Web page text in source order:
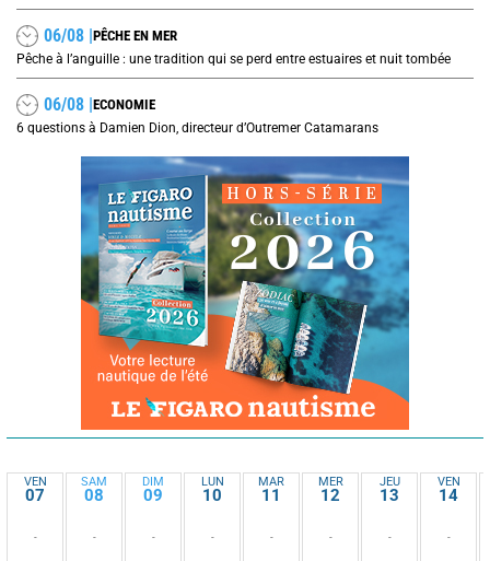
06/08 |PÊCHE EN MER
Pêche à l’anguille : une tradition qui se perd entre estuaires et nuit tombée
06/08 |ECONOMIE
6 questions à Damien Dion, directeur d’Outremer Catamarans
VEN
07
-
SAM
08
-
DIM
09
-
LUN
10
-
MAR
11
-
MER
12
-
JEU
13
-
VEN
14
-